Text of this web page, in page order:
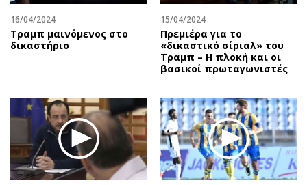
Πολιτισμός
Σινεμά
Θέατρο-Χορός
Βιβλίο
Χειρόγραφα
Εκπομπές
Wine routes
Podcasts
Uncut
Προσωπικότητες στην ''Κ''
Επιστολές
16/04/2024
Τραμπ μαινόμενος στο
δικαστήριο
15/04/2024
Πρεμιέρα για το
«δικαστικό σίριαλ» του
Τραμπ – Η πλοκή και οι
βασικοί πρωταγωνιστές